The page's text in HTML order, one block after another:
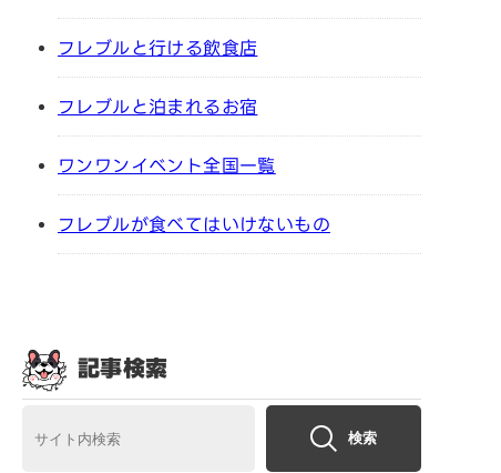
フレブルと行ける飲食店
フレブルと泊まれるお宿
ワンワンイベント全国一覧
フレブルが食べてはいけないもの
記事検索
検索